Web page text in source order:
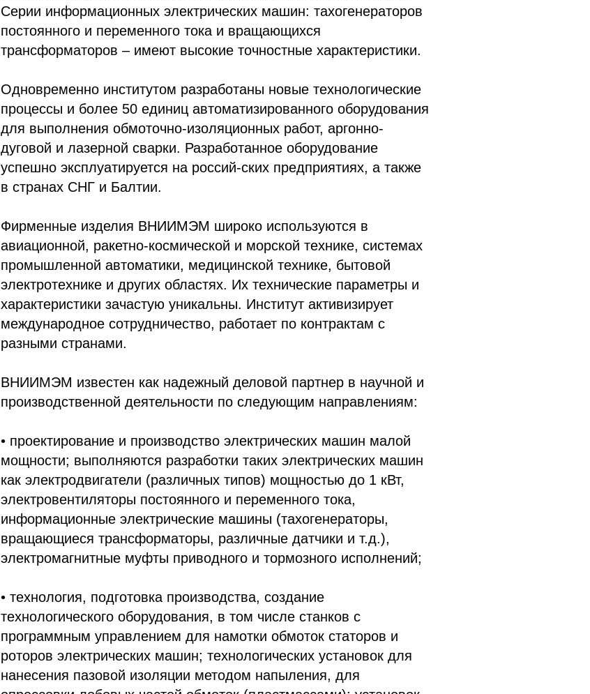
Серии информационных электрических машин: тахогенераторов
постоянного и переменного тока и вращающихся
трансформаторов – имеют высокие точностные характеристики.
Одновременно институтом разработаны новые технологические
процессы и более 50 единиц автоматизированного оборудования
для выполнения обмоточно-изоляционных работ, аргонно-
дуговой и лазерной сварки. Разработанное оборудование
успешно эксплуатируется на россий-ских предприятиях, а также
в странах СНГ и Балтии.
Фирменные изделия ВНИИМЭМ широко используются в
авиационной, ракетно-космической и морской технике, системах
промышленной автоматики, медицинской технике, бытовой
электротехнике и других областях. Их технические параметры и
характеристики зачастую уникальны. Институт активизирует
международное сотрудничество, работает по контрактам с
разными странами.
ВНИИМЭМ известен как надежный деловой партнер в научной и
производственной деятельности по следующим направлениям:
• проектирование и производство электрических машин малой
мощности; выполняются разработки таких электрических машин
как электродвигатели (различных типов) мощностью до 1 кВт,
электровентиляторы постоянного и переменного тока,
информационные электрические машины (тахогенераторы,
вращающиеся трансформаторы, различные датчики и т.д.),
электромагнитные муфты приводного и тормозного исполнений;
• технология, подготовка производства, создание
технологического оборудования, в том числе станков с
программным управлением для намотки обмоток статоров и
роторов электрических машин; технологических установок для
нанесения пазовой изоляции методом напыления, для